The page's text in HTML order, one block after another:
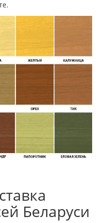
Беларуси